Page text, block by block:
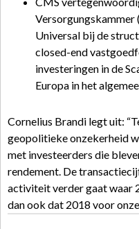
Versorgungskammer
Universal bij de
closed-end
investeringen in de
Europa in het
Cornelius Brandi legt uit:
geopolitieke onzekerheid
met investeerders die
rendement. De
activiteit verder gaat waar
dan ook dat 2018 voor